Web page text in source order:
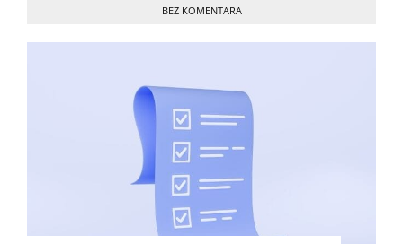
BEZ KOMENTARA